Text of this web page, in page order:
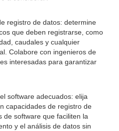
registro de datos: determine
que deben registrarse, como
caudales y cualquier
Colabore con ingenieros de
interesadas para garantizar
software adecuados: elija
capacidades de registro de
de software que faciliten la
y el análisis de datos sin